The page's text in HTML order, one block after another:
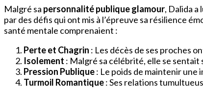
Malgré sa personnalité publique glamour, Dalida
par des défis qui ont mis à l’épreuve sa résilience
santé mentale comprenaient :
Perte et Chagrin : Les décès de ses proches
Isolement : Malgré sa célébrité, elle se
Pression Publique: Le poids de maintenir une
Turmoil Romantique: Ses relations